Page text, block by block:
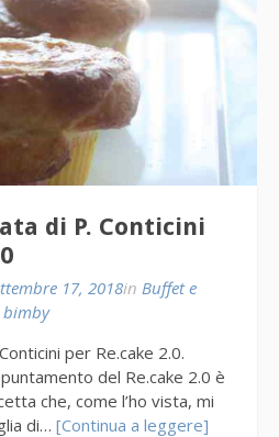
di P. Conticini
17, 2018in Buffet e
bimby
per Re.cake 2.0.
del Re.cake 2.0 è
che, come l’ho vista, mi
di… [Continua a leggere]